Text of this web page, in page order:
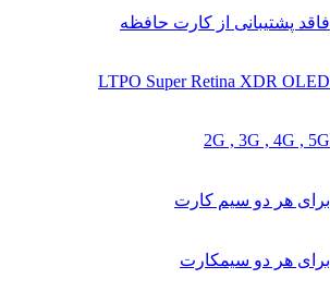
فاقد پشتیبانی از کارت حافظه
LTPO Super Retina XDR OLED
2G , 3G , 4G , 5G
برای هر دو سیم کارت
برای هر دو سیمکارت